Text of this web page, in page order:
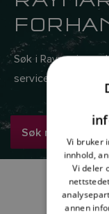
Søk i Raymarines
serviceforhandlere
Søk nå
Vi bruker
innhold,
Vi deler
annen